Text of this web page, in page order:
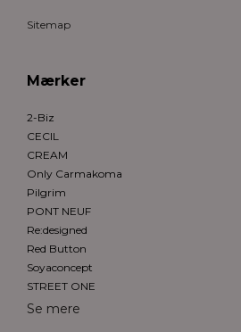
Sitemap
Mærker
2-Biz
CECIL
CREAM
Only Carmakoma
Pilgrim
PONT NEUF
Re:designed
Red Button
Soyaconcept
STREET ONE
Se mere